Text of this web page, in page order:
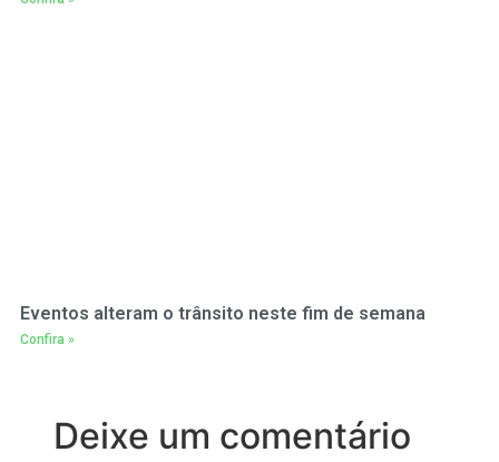
Eventos alteram o trânsito neste fim de semana
Confira »
Deixe um comentário